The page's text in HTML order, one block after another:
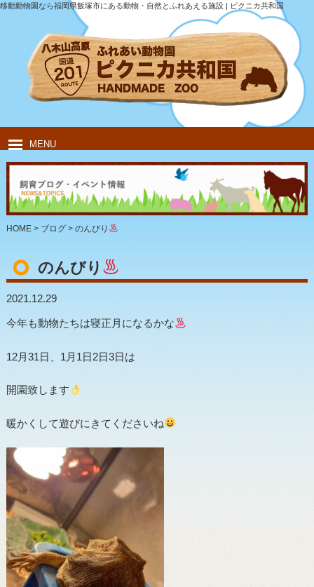
移動動物園なら福岡県飯塚市にある動物・自然とふれあえる施設 | ピクニカ共和国
MENU
HOME ピクニカ共和国について 動物紹介 移動動物園
飲食・キャンプ 団体のお客様
HOME> ブログ> のんびり
のんびり
2021.12.29
今年も動物たちは寝正月になるかな
12月31日、1月1日2日3日は
開園致します
暖かくして遊びにきてくださいね